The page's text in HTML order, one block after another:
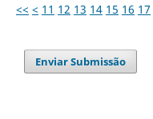
<< < 11 12 13 14 15 16 17
Enviar Submissão